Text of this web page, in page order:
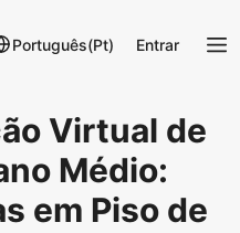
Português(Pt) Entrar
Virtual de
Médio:
em Piso de